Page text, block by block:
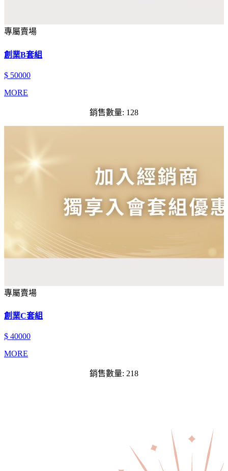
專屬賣場
創業B套組
$ 50000
MORE
銷售數量: 128
專屬賣場
創業C套組
$ 40000
MORE
銷售數量: 218